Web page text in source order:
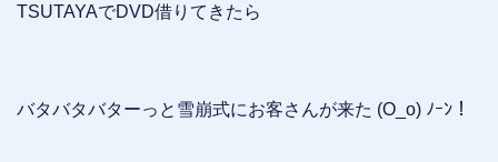
TSUTAYAでDVD借りてきたら
バタバタバターっと雪崩式にお客さんが来た (O_o) ﾉｰﾝ！